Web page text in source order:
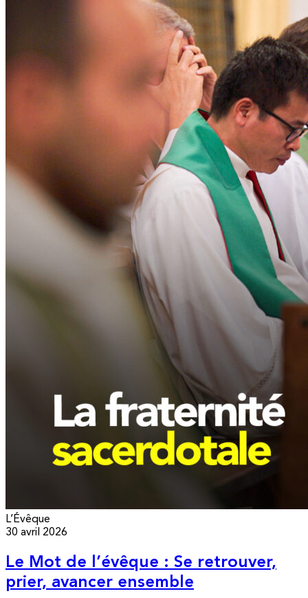
L’Évêque
30 avril 2026
Le Mot de l’évêque : Se retrouver,
prier, avancer ensemble